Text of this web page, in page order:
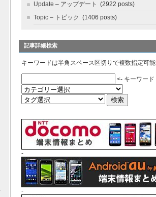
Update – アップデート
(2922 posts)
Topic – トピック (1406 posts)
記事詳細検索
キーワードは半角スペース区切りで複数指定可能
<- キーワード
-
-